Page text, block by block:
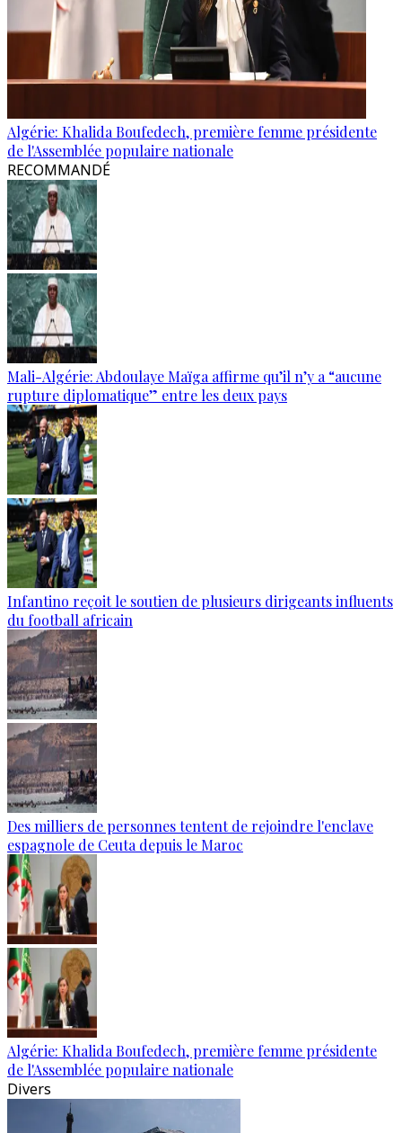
Algérie: Khalida Boufedech, première femme présidente
de l'Assemblée populaire nationale
RECOMMANDÉ
Mali-Algérie: Abdoulaye Maïga affirme qu’il n’y a “aucune
rupture diplomatique” entre les deux pays
Infantino reçoit le soutien de plusieurs dirigeants influents
du football africain
Des milliers de personnes tentent de rejoindre l'enclave
espagnole de Ceuta depuis le Maroc
Algérie: Khalida Boufedech, première femme présidente
de l'Assemblée populaire nationale
Divers